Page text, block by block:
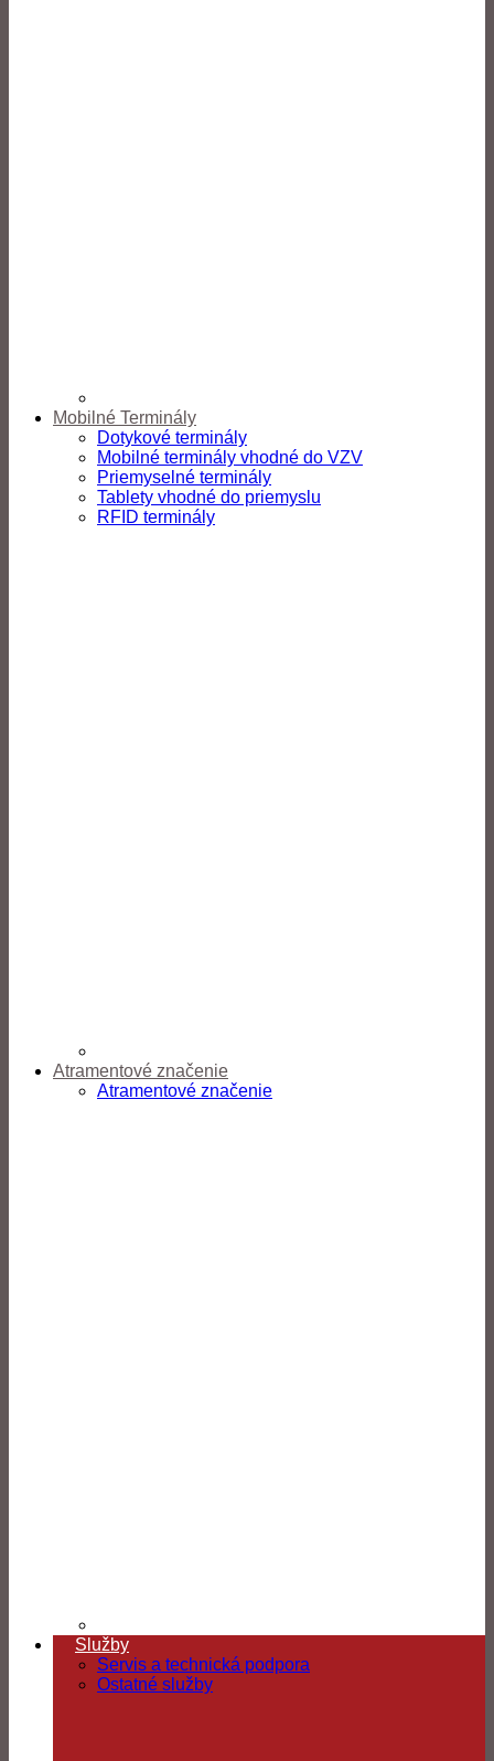
Mobilné Terminály
Dotykové terminály
Mobilné terminály vhodné do VZV
Priemyselné terminály
Tablety vhodné do priemyslu
RFID terminály
Atramentové značenie
Atramentové značenie
Služby
Servis a technická podpora
Ostatné služby